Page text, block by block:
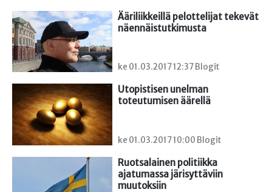
Ääriliikkeillä pelottelijat tekevät
näennäistutkimusta
ke 01.03.2017 12:37 Blogit
Utopistisen unelman
toteutumisen äärellä
ke 01.03.2017 10:00 Blogit
Ruotsalainen politiikka
ajatumassa järisyttäviin
muutoksiin